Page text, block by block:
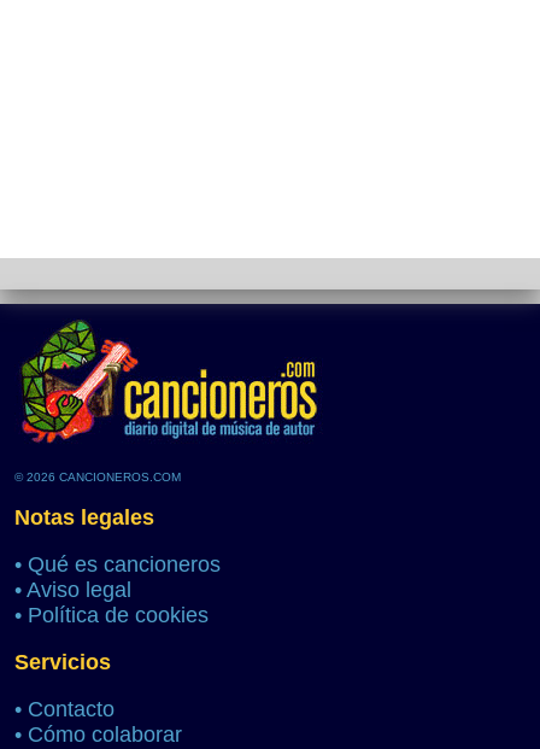
© 2026 CANCIONEROS.COM
Notas legales
• Qué es cancioneros
• Aviso legal
• Política de cookies
Servicios
• Contacto
• Cómo colaborar